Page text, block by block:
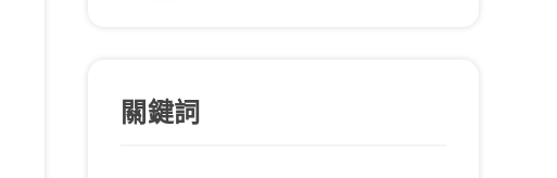
關鍵詞